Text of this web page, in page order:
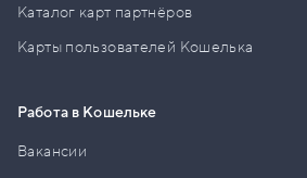
Каталог карт партнёров
Карты пользователей Кошелька
Работа в Кошельке
Вакансии